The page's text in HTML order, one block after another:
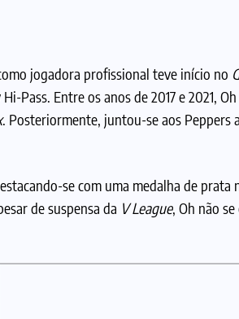
jogadora profissional teve início no
Pass. Entre os anos de 2017 e 2021,
. Posteriormente, juntou-se aos Peppers
se com uma medalha de prata
de suspensa da V League, Oh não